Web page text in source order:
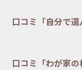
口コミ「自分で選
口コミ「わが家の